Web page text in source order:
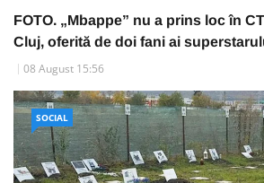
FOTO. „Mbappe” nu a prins loc în
Cluj, oferită de doi fani ai
08 August 15:56
SOCIAL